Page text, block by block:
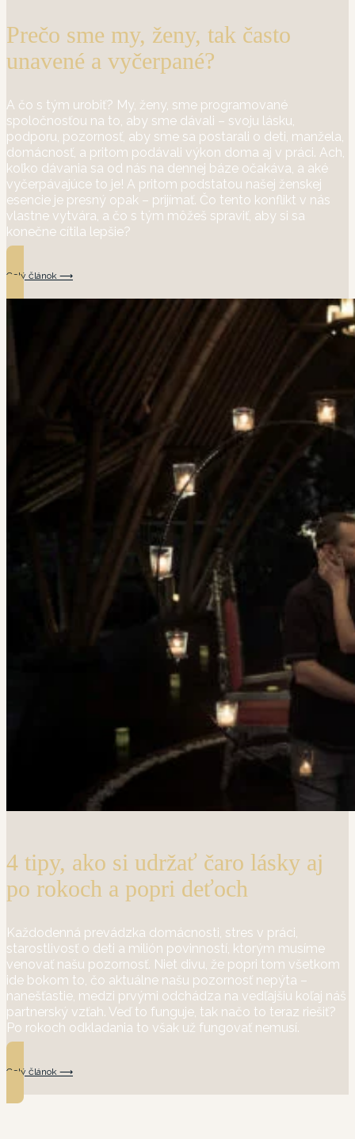
Prečo sme my, ženy, tak často
unavené a vyčerpané?
A čo s tým urobiť? My, ženy, sme programované
spoločnosťou na to, aby sme dávali – svoju lásku,
podporu, pozornosť, aby sme sa postarali o deti, manžela,
domácnosť, a pritom podávali výkon doma aj v práci. Ach,
koľko dávania sa od nás na dennej báze očakáva, a aké
vyčerpávajúce to je! A pritom podstatou našej ženskej
esencie je presný opak – prijímať. Čo tento konflikt v nás
vlastne vytvára, a čo s tým môžeš spraviť, aby si sa
konečne cítila lepšie?
Celý článok ⟶
4 tipy, ako si udržať čaro lásky aj
po rokoch a popri deťoch
Každodenná prevádzka domácnosti, stres v práci,
starostlivosť o deti a milión povinností, ktorým musíme
venovať našu pozornosť. Niet divu, že popri tom všetkom
ide bokom to, čo aktuálne našu pozornosť nepýta –
nanešťastie, medzi prvými odchádza na vedľajšiu koľaj náš
partnerský vzťah. Veď to funguje, tak načo to teraz riešiť?
Po rokoch odkladania to však už fungovať nemusí.
Celý článok ⟶